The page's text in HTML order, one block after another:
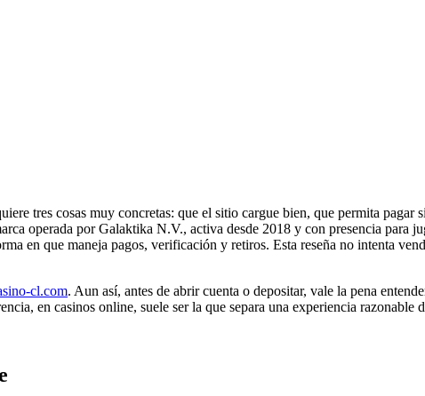
tres cosas muy concretas: que el sitio cargue bien, que permita pagar
operada por Galaktika N.V., activa desde 2018 y con presencia para
en que maneja pagos, verificación y retiros. Esta reseña no intenta
cl.com. Aun así, antes de abrir cuenta o depositar, vale la pena
en casinos online, suele ser la que separa una experiencia razonable